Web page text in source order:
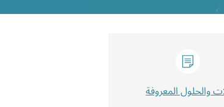
والحلول المعروفة